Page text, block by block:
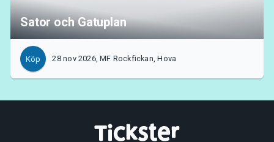
Sator och Gatuplan
Köp 28 nov 2026, MF Rockfickan, Hova